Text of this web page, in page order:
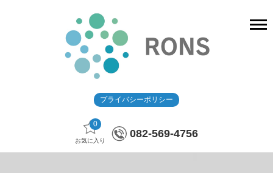
プライバシーポリシー
0
お気に入り
082-569-4756